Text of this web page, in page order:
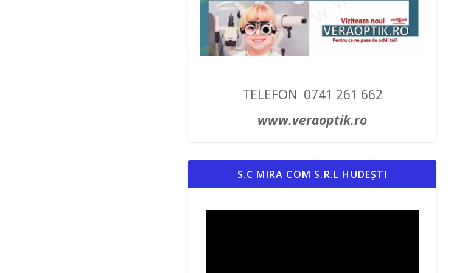
TELEFON 0741 261 662
www.veraoptik.ro
S.C MIRA COM S.R.L HUDEȘTI